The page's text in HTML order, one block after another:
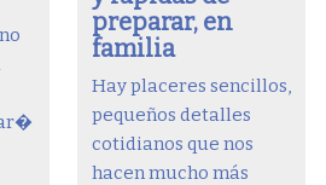
preparar, en
familia
Hay placeres sencillos,
pequeños detalles
cotidianos que nos
hacen mucho más